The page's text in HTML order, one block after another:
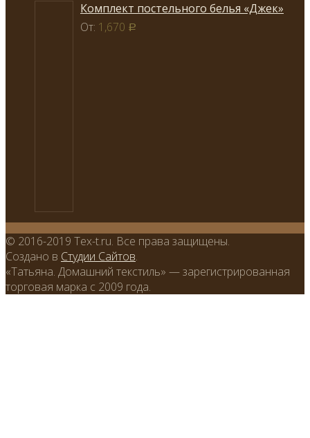
Комплект постельного белья «Джек»
От: 1,670 Р
© 2016-2019 Tex-t.ru. Все права защищены.
Создано в Студии Сайтов.
«Татьяна. Домашний текстиль» — зарегистрированная
торговая марка с 2009 года.